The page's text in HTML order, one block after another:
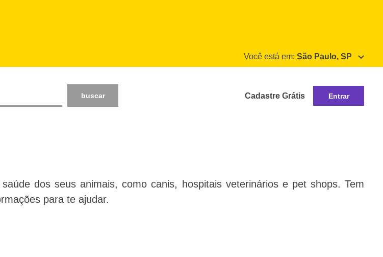
Você está em: São Paulo, SP
buscar
Cadastre Grátis Entrar
dos seus animais, como canis, hospitais veterinários e pet shops. Tem
para te ajudar.